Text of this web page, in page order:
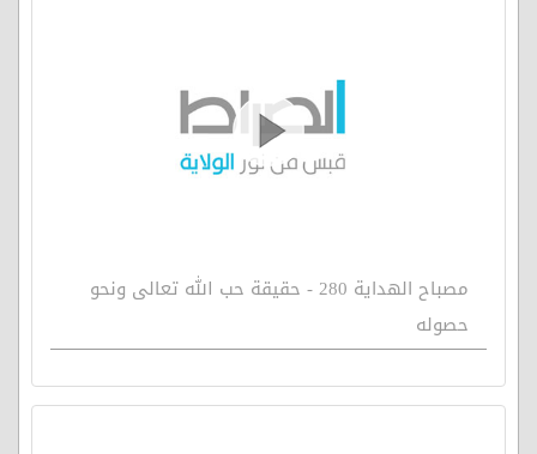
مصباح الهداية 280 - حقيقة حب الله تعالى ونحو
حصوله